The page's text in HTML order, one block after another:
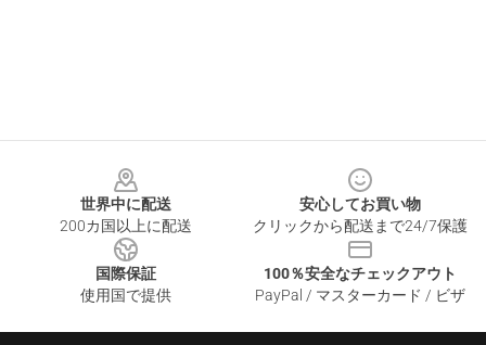
世界中に配送
200カ国以上に配送
安心してお買い物
クリックから配送まで24/7保護
国際保証
使用国で提供
100％安全なチェックアウト
PayPal / マスターカード / ビザ